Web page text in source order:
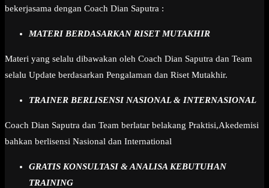
bekerjasama dengan Coach Dian Saputra :
MATERI BERDASARKAN RISET MUTAKHIR
Materi yang selalu dibawakan oleh Coach Dian Saputra dan Team
selalu Update berdasarkan Pengalaman dan Riset Mutakhir.
TRAINER BERLISENSI NASIONAL & INTERNASIONAL
Coach Dian Saputra dan Team berlatar belakang Praktisi,Akedemisi
bahkan berlisensi Nasional dan International
GRATIS KONSULTASI & ANALISA KEBUTUHAN
TRAINING